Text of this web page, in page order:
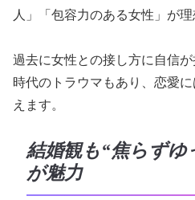
人」「包容力のある女性」が理
過去に女性との接し方に自信
時代のトラウマもあり、恋愛
えます。
結婚観も“焦らずゆ
が魅力